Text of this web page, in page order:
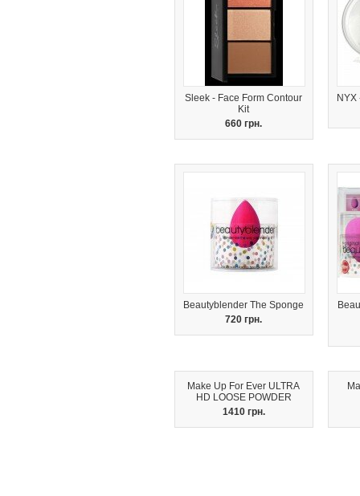
Sleek - Face Form Contour
Kit
660 грн.
Beautyblender The Sponge
720 грн.
Make Up For Ever ULTRA
HD LOOSE POWDER
1410 грн.